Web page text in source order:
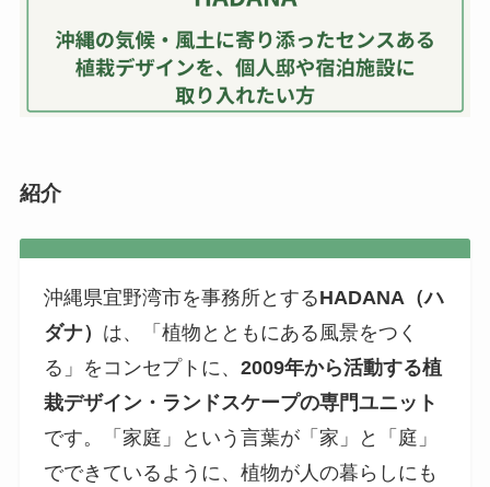
紹介
沖縄県宜野湾市を事務所とするHADANA（ハ
ダナ） は、「植物とともにある風景をつく
る」をコンセプトに、2009年から活動する植
栽デザイン・ランドスケープの専門ユニット
です。「家庭」という言葉が「家」と「庭」
でできているように、植物が人の暮らしにも